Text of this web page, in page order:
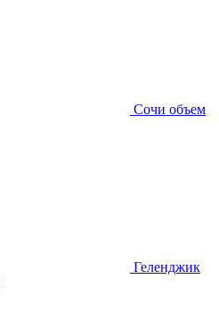
Сочи объем
Геленджик